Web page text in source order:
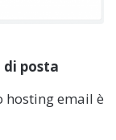
di posta
hosting email è